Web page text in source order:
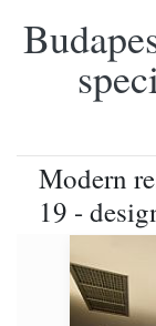
Modern
19 -